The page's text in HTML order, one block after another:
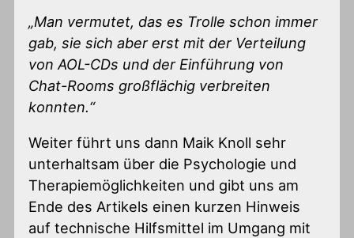
„Man vermutet, das es Trolle schon immer
gab, sie sich aber erst mit der Verteilung
von AOL-CDs und der Einführung von
Chat-Rooms großflächig verbreiten
konnten.“
Weiter führt uns dann Maik Knoll sehr
unterhaltsam über die Psychologie und
Therapiemöglichkeiten und gibt uns am
Ende des Artikels einen kurzen Hinweis
auf technische Hilfsmittel im Umgang mit